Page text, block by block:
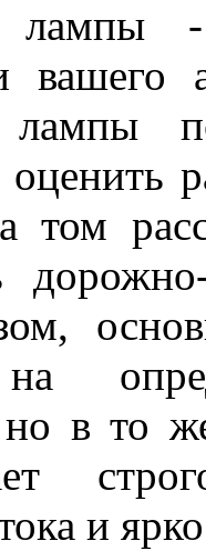
лампы
лампы
оценить
том
на
в то
и